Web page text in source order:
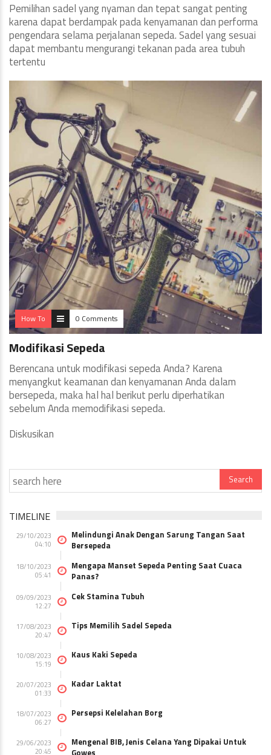
Pemilihan sadel yang nyaman dan tepat sangat penting
karena dapat berdampak pada kenyamanan dan performa
pengendara selama perjalanan sepeda. Sadel yang sesuai
dapat membantu mengurangi tekanan pada area tubuh
tertentu
How To 0 Comments
Modifikasi Sepeda
Berencana untuk modifikasi sepeda Anda? Karena
menyangkut keamanan dan kenyamanan Anda dalam
bersepeda, maka hal hal berikut perlu diperhatikan
sebelum Anda memodifikasi sepeda.
Diskusikan
TIMELINE
29/10/2023
04:10
Melindungi Anak Dengan Sarung Tangan Saat
Bersepeda
18/10/2023
05:41
Mengapa Manset Sepeda Penting Saat Cuaca
Panas?
09/09/2023
12:27
Cek Stamina Tubuh
17/08/2023
20:47
Tips Memilih Sadel Sepeda
10/08/2023
15:19
Kaus Kaki Sepeda
20/07/2023
01:33
Kadar Laktat
18/07/2023
06:27
Persepsi Kelelahan Borg
29/06/2023
20:45
Mengenal BIB, Jenis Celana Yang Dipakai Untuk